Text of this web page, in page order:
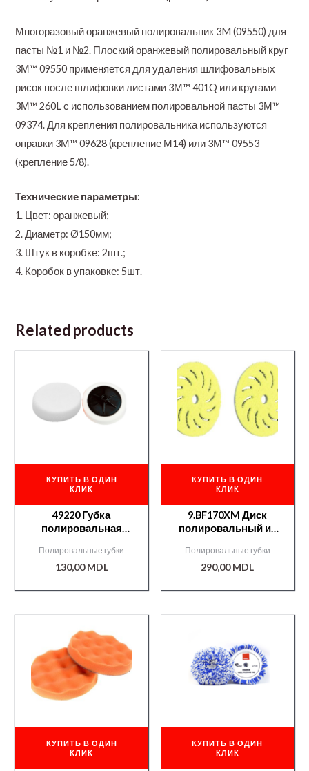
Многоразовый оранжевый полировальник 3M (09550) для
пасты №1 и №2. Плоский оранжевый полировальный круг
3М™ 09550 применяется для удаления шлифовальных
рисок после шлифовки листами 3М™ 401Q или кругами
3М™ 260L с использованием полировальной пасты 3М™
09374. Для крепления полировальника используются
оправки 3М™ 09628 (крепление М14) или 3М™ 09553
(крепление 5/8).
Технические параметры:
1. Цвет: оранжевый;
2. Диаметр: Ø150мм;
3. Штук в коробке: 2шт.;
4. Коробок в упаковке: 5шт.
Related products
КУПИТЬ В ОДИН
КЛИК
49220 Губка
полировальная
белый
Полировальные губки
130,00MDL
КУПИТЬ В ОДИН
КЛИК
9.BF170XM Диск
полировальный из
(желтый) RUPES
Полировальные губки
290,00MDL
КУПИТЬ В ОДИН
КЛИК
КУПИТЬ В ОДИН
КЛИК